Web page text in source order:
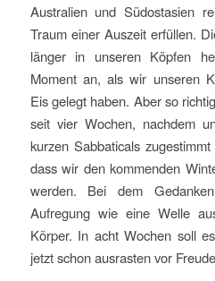
Australien und Südostasien
Traum einer Auszeit erfüllen.
länger in unseren Köpfen
Moment an, als wir unseren
Eis gelegt haben. Aber so
seit vier Wochen, nachdem
kurzen Sabbaticals
dass wir den kommenden
werden. Bei dem
Aufregung wie eine Welle
Körper. In acht Wochen soll
jetzt schon ausrasten vor